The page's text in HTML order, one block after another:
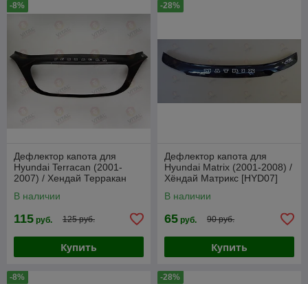
-8%
Дефлектор капота для
Hyundai Terracan (2001-
2007) / Хендай Терракан
В наличии
115 руб. 125 руб.
Купить
-28%
Дефлектор капота для
Hyundai Matrix (2001-2008) /
Хёндай Матрикс [HYD07]
В наличии
65 руб. 90 руб.
Купить
-8% -28%